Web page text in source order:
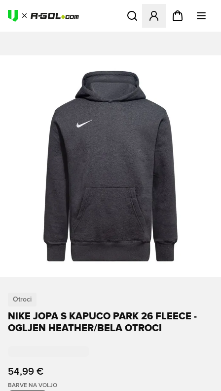
Odpre Modal za prijavo ali
Otroci
NIKE JOPA S KAPUCO PARK 26 FLEECE -
OGLJEN HEATHER/BELA OTROCI
54,99 €
BARVE NA VOLJO